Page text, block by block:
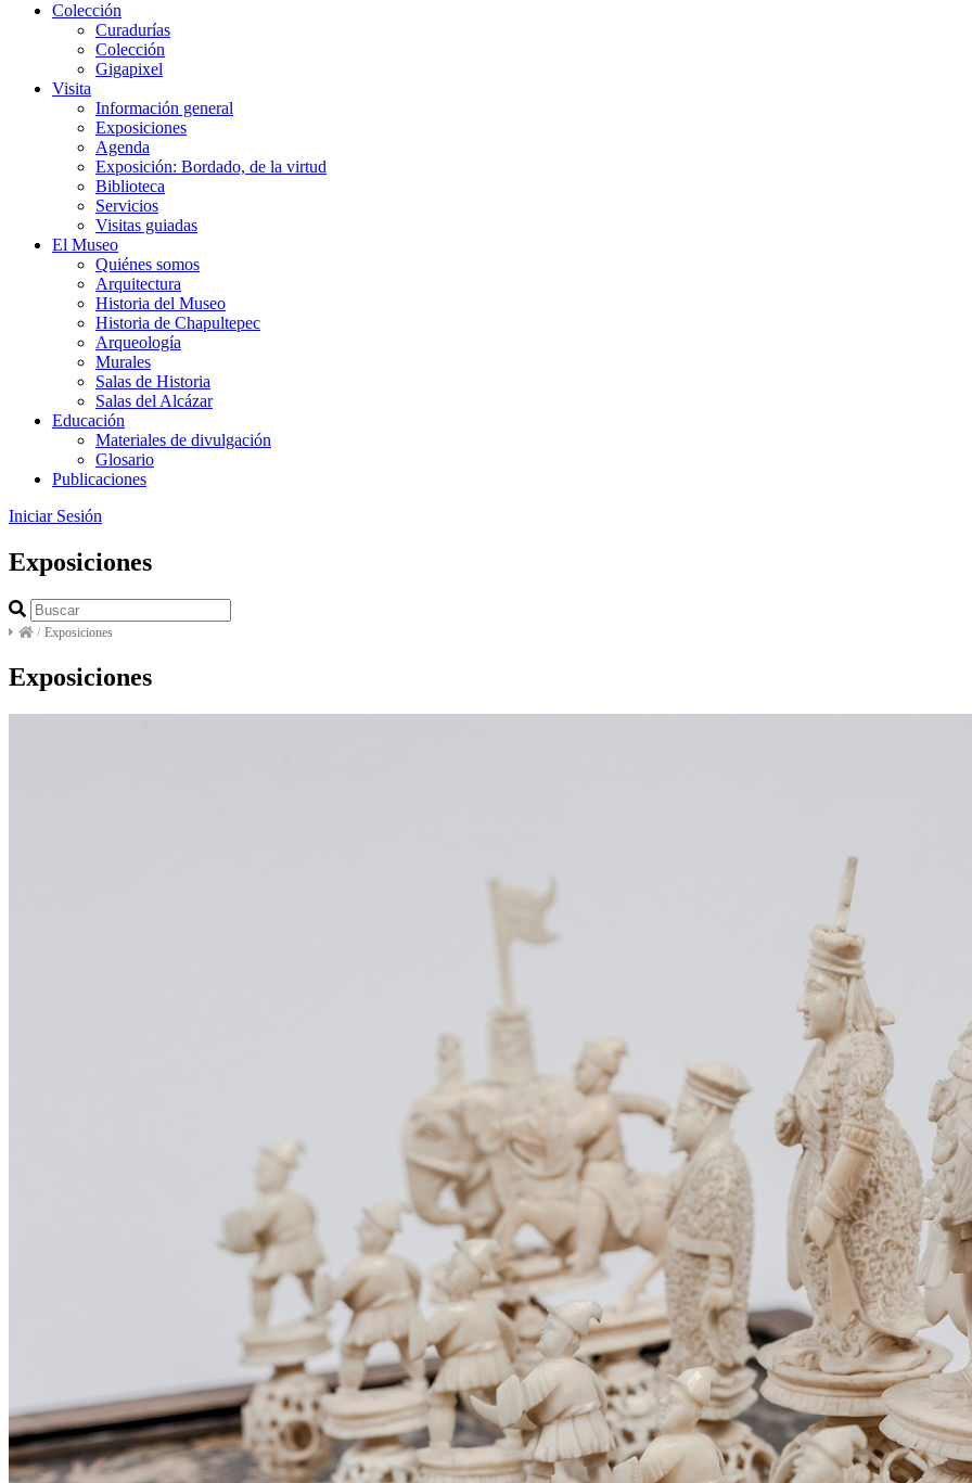
Colección
Curadurías
Colección
Gigapixel
Visita
Información general
Exposiciones
Agenda
Exposición: Bordado, de la virtud
Biblioteca
Servicios
Visitas guiadas
El Museo
Quiénes somos
Arquitectura
Historia del Museo
Historia de Chapultepec
Arqueología
Murales
Salas de Historia
Salas del Alcázar
Educación
Materiales de divulgación
Glosario
Publicaciones
Iniciar Sesión
Exposiciones
/ Exposiciones
Exposiciones